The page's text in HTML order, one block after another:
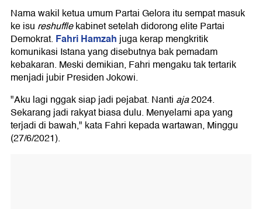
Nama wakil ketua umum Partai Gelora itu sempat masuk
ke isu reshufflekabinet setelah didorong elite Partai
Demokrat. Fahri Hamzahjuga kerap mengkritik
komunikasi Istana yang disebutnya bak pemadam
kebakaran. Meski demikian, Fahri mengaku tak tertarik
menjadi jubir Presiden Jokowi.
"Aku lagi nggak siap jadi pejabat. Nanti aja2024.
Sekarang jadi rakyat biasa dulu. Menyelami apa yang
terjadi di bawah," kata Fahri kepada wartawan, Minggu
(27/6/2021).